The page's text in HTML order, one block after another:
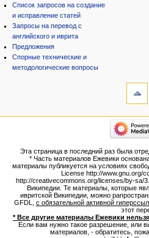
Список запросов на создание
и исправление статей
Запросы на перевод с
английского и иврита
Предложения
Спорные технические и
методологические вопросы
Версия
для
Постоянная
ссылка
Сведения
о странице
категории
Народ
Проекты
Проекты/Участники/
дополнения
Публикации:Авторы
Публикации:Статьи по типу
Темы
ежевиковый куст
ЕжеВиКа,Еврейская Вики-
Эта страница в последний раз была
* Часть материалов Ежевики
материалы публикуется на условиях
License http://www.gnu.org/
http://creativecommons.org/licenses/by-sa/
Википедии. Те материалы, которые
ивритской Википедии, можно
GFDL, с обязательной активной
этот
* Все другие материалы Ежевики
Если вам нужно такое разрешение, или
материалов, - обратитесь,